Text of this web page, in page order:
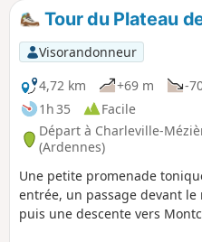
Tour du Plateau
Visorandonneur
4,72 km
+69 m
-
1h 35
Facile
Départ à Charleville-
(Ardennes)
Une petite promenade
entrée, un passage devant
puis une descente vers